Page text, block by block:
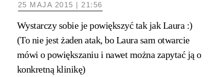
25 MAJA 2015 | 21:56
Wystarczy sobie je powiększyć tak jak Laura :)
(To nie jest żaden atak, bo Laura sam otwarcie
mówi o powiększaniu i nawet można zapytać ją o
konkretną klinikę)